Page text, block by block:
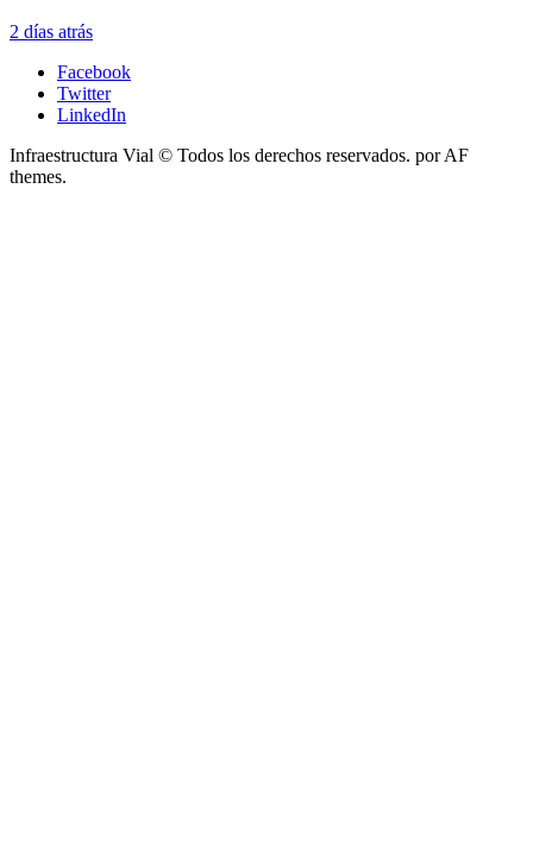
2 días atrás
Facebook
Twitter
LinkedIn
Infraestructura Vial © Todos los derechos reservados. por AF
themes.